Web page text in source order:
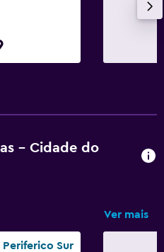
- Cidade do
Ver mais
Periferico Sur